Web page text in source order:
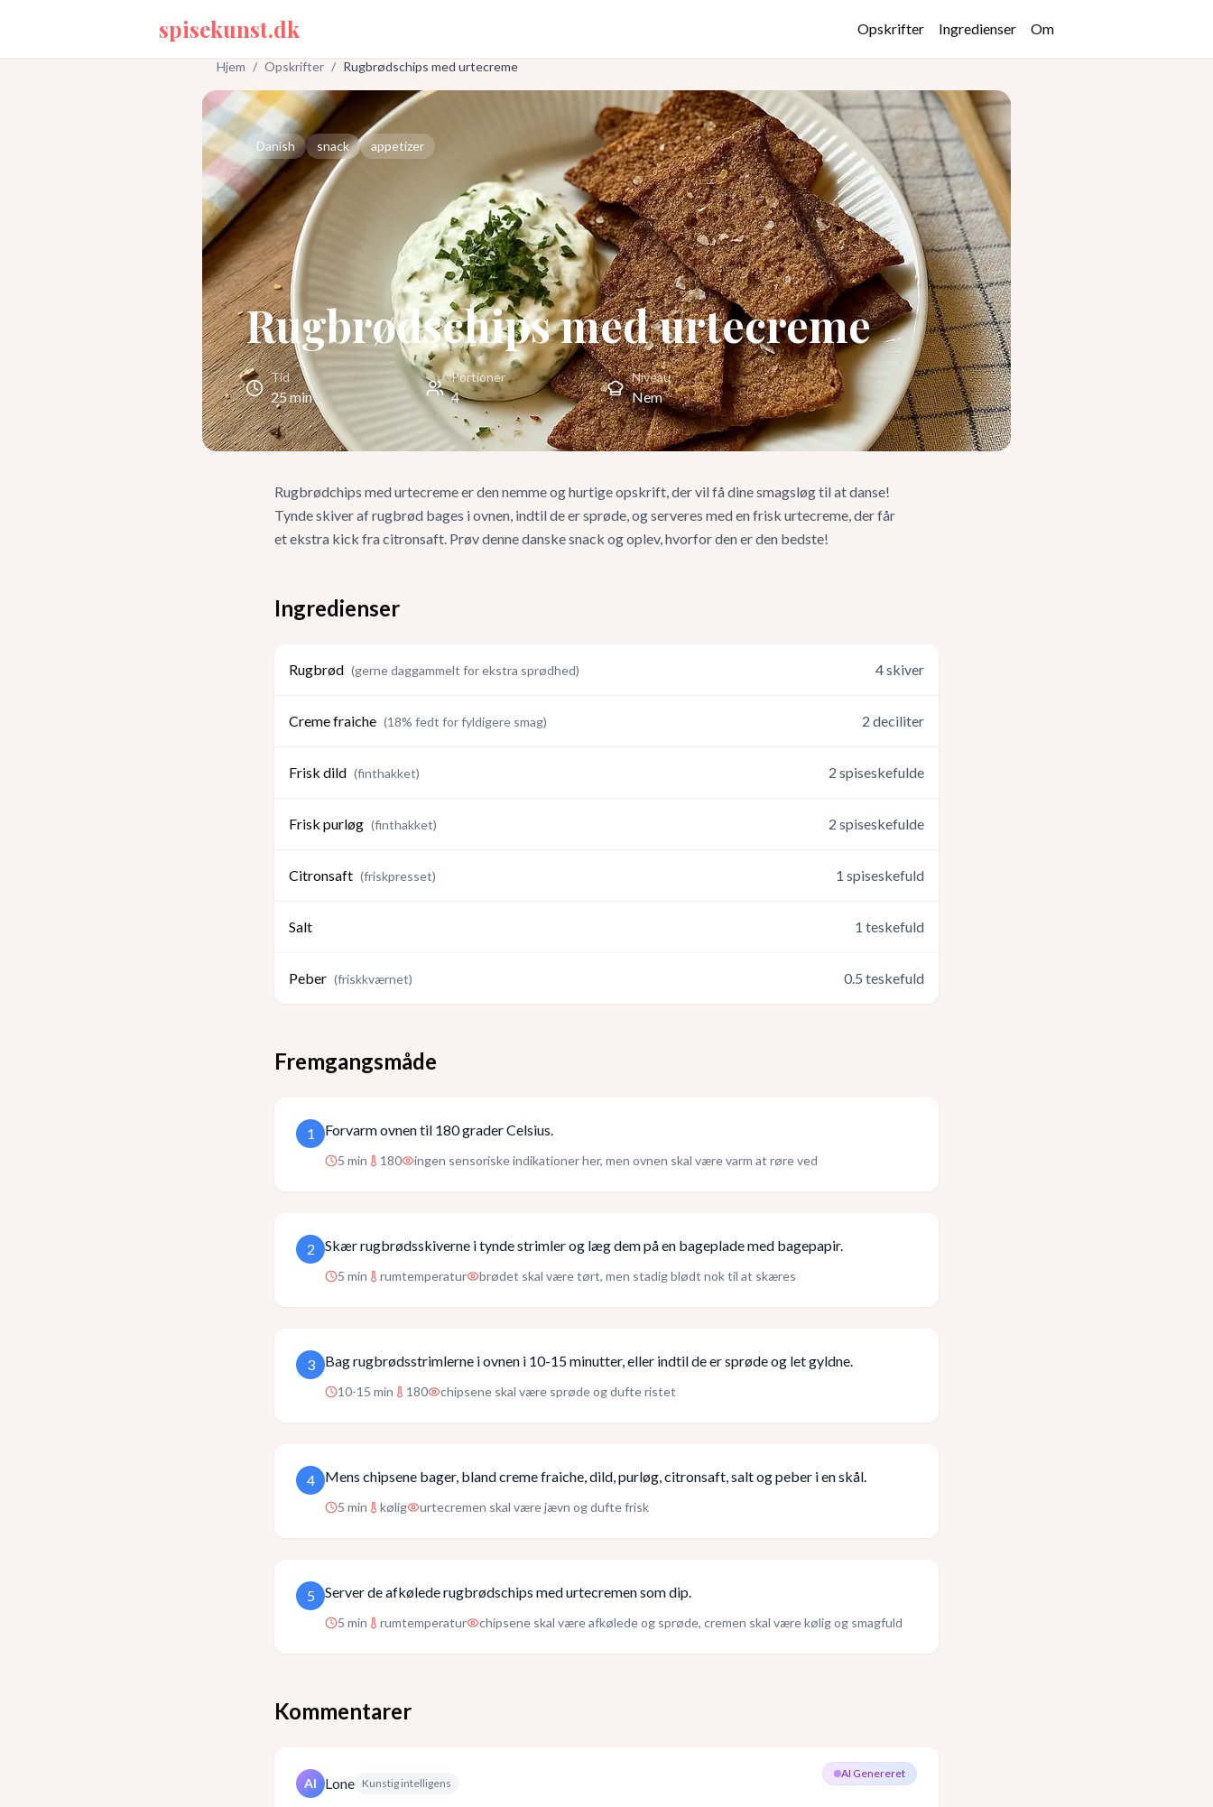
spisekunst.dk Opskrifter Ingredienser Om
Hjem / Opskrifter / Rugbrødschips med urtecreme
Danish snack appetizer
Rugbrødschips med urtecreme
Tid
25min
Portioner
4
Niveau
Nem
Rugbrødchips med urtecreme er den nemme og hurtige opskrift, der vil få dine smagsløg til at danse!
Tynde skiver af rugbrød bages i ovnen, indtil de er sprøde, og serveres med en frisk urtecreme, der får
et ekstra kick fra citronsaft. Prøv denne danske snack og oplev, hvorfor den er den bedste!
Ingredienser
Rugbrød (gerne daggammelt for ekstra sprødhed) 4skiver
Creme fraiche (18% fedt for fyldigere smag) 2 deciliter
Frisk dild (finthakket) 2 spiseskefulde
Frisk purløg (finthakket) 2 spiseskefulde
Citronsaft (friskpresset) 1 spiseskefuld
Salt 1 teskefuld
Peber (friskkværnet) 0.5 teskefuld
Fremgangsmåde
1 Forvarm ovnen til 180 grader Celsius.
5 min 180 ingen sensoriske indikationer her, men ovnen skal være varm at røre ved
2 Skær rugbrødsskiverne i tynde strimler og læg dem på en bageplade med bagepapir.
5 min rumtemperatur brødet skal være tørt, men stadig blødt nok til at skæres
3 Bag rugbrødsstrimlerne i ovnen i 10-15 minutter, eller indtil de er sprøde og let gyldne.
10-15 min 180 chipsene skal være sprøde og dufte ristet
4 Mens chipsene bager, bland creme fraiche, dild, purløg, citronsaft, salt og peber i en skål.
5 min kølig urtecremen skal være jævn og dufte frisk
5 Server de afkølede rugbrødschips med urtecremen som dip.
5 min rumtemperatur chipsene skal være afkølede og sprøde, cremen skal være kølig og smagfuld
Kommentarer
AI Genereret
AI Lone Kunstig intelligens